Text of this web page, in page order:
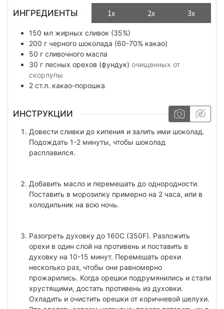
ИНГРЕДИЕНТЫ 1x 2x 3x
150 мл жирных сливок (35%)
200 г черного шоколада (60-70% какао)
50 г сливочного масла
30 г лесных орехов (фундук) очищенных от
скорлупы
2 ст.л. какао-порошка
ИНСТРУКЦИИ
Довести сливки до кипения и залить ими шоколад.
Подождать 1-2 минуты, чтобы шоколад
расплавился.
Добавить масло и перемешать до однородности.
Поставить в морозилку примерно на 2 часа, или в
холодильник на всю ночь.
Разогреть духовку до 160C (350F). Разложить
орехи в один слой на противень и поставить в
духовку на 10-15 минут. Перемешать орехи
несколько раз, чтобы они равномерно
прожарились. Когда орешки подрумянились и стали
хрустящими, достать противень из духовки.
Охладить и очистить орешки от коричневой шелухи.